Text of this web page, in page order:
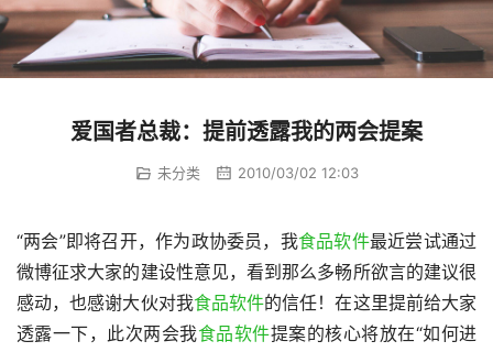
爱国者总裁：提前透露我的两会提案
未分类 2010/03/02 12:03
“两会”即将召开，作为政协委员，我食品软件最近尝试通过
微博征求大家的建设性意见，看到那么多畅所欲言的建议很
感动，也感谢大伙对我食品软件的信任！在这里提前给大家
透露一下，此次两会我食品软件提案的核心将放在“如何进